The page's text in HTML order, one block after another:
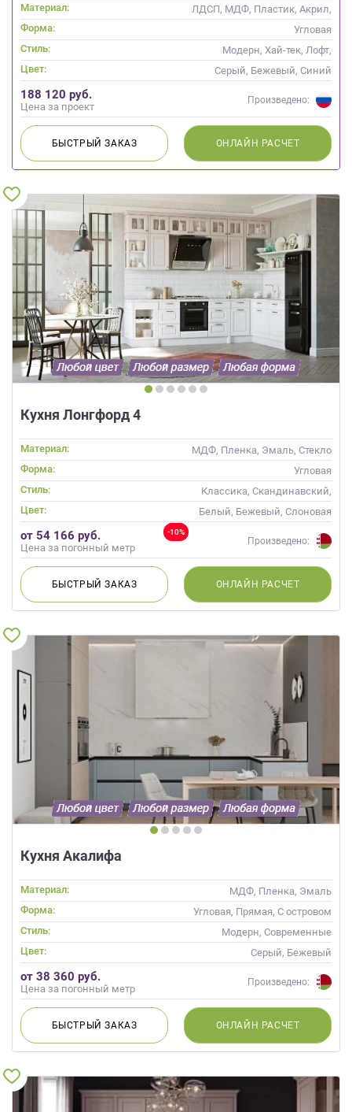
Материал:
ЛДСП, МДФ, Пластик, Акрил,
Alvic / УФ лак
Форма:
Угловая
Стиль:
Модерн, Хай-тек, Лофт,
Современные
Цвет: Серый, Бежевый, Синий
188 120 руб.
Цена за проект
Произведено:
БЫСТРЫЙЗАКАЗ ОНЛАЙН РАСЧЕТ
Кухня Лонгфорд 4
Материал:
МДФ, Пленка, Эмаль, Стекло
Форма:
Угловая
Стиль:
Классика, Скандинавский,
Неоклассика
Цвет:
Белый, Бежевый, Слоновая
кость, Кремовый
-10%
от 54 166 руб.
Цена за погонный метр
Произведено:
БЫСТРЫЙЗАКАЗ ОНЛАЙН РАСЧЕТ
Кухня Акалифа
Материал:
МДФ, Пленка, Эмаль
Форма:
Угловая, Прямая, С островом
Стиль:
Модерн, Современные
Цвет:
Серый, Бежевый
от 38 360 руб.
Цена за погонный метр
Произведено:
БЫСТРЫЙЗАКАЗ ОНЛАЙН РАСЧЕТ